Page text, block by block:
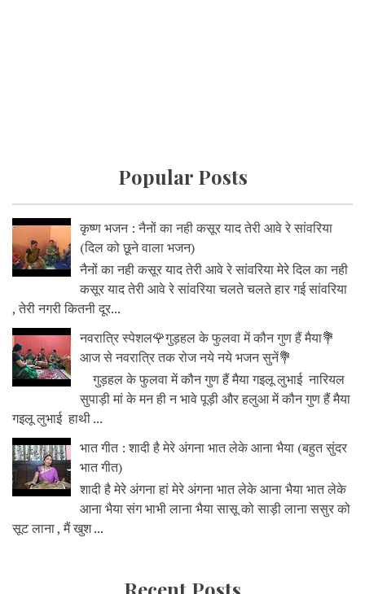
Popular Posts
कृष्ण भजन : नैनों का नही कसूर याद तेरी आवे रे सांवरिया
(दिल को छूने वाला भजन)
नैनों का नही कसूर याद तेरी आवे रे सांवरिया मेरे दिल का नही
कसूर याद तेरी आवे रे सांवरिया चलते चलते हार गई सांवरिया
, तेरी नगरी कितनी दूर...
नवरात्रि स्पेशल🌹गुड़हल के फुलवा में कौन गुण हैं मैया💐
आज से नवरात्रि तक रोज नये नये भजन सुनें💐
गुड़हल के फुलवा में कौन गुण हैं मैया गइलू लुभाई नारियल
सुपाड़ी मां के मन ही न भावे पूड़ी और हलुआ में कौन गुण हैं मैया
गइलू लुभाई हाथी ...
भात गीत : शादी है मेरे अंगना भात लेके आना भैया (बहुत सुंदर
भात गीत)
शादी है मेरे अंगना हां मेरे अंगना भात लेके आना भैया भात लेके
आना भैया संग भाभी लाना भैया सासू को साड़ी लाना ससुर को
सूट लाना , मैं खुश ...